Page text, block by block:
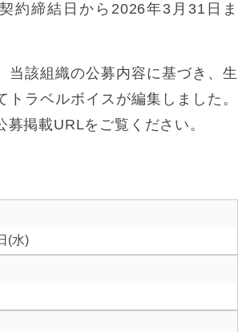
約締結日から2026年3月31日ま
当該組織の公募内容に基づき、生
トラベルボイスが編集しました。
募掲載URLをご覧ください。
(水)